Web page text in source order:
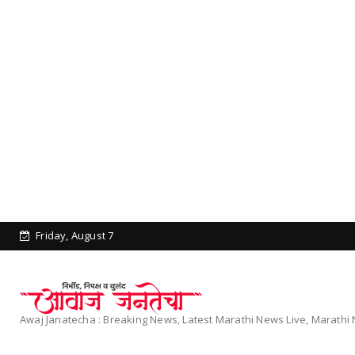
Friday, August 7
Awaj Janatecha : Breaking News, Latest Marathi News Live, Marathi